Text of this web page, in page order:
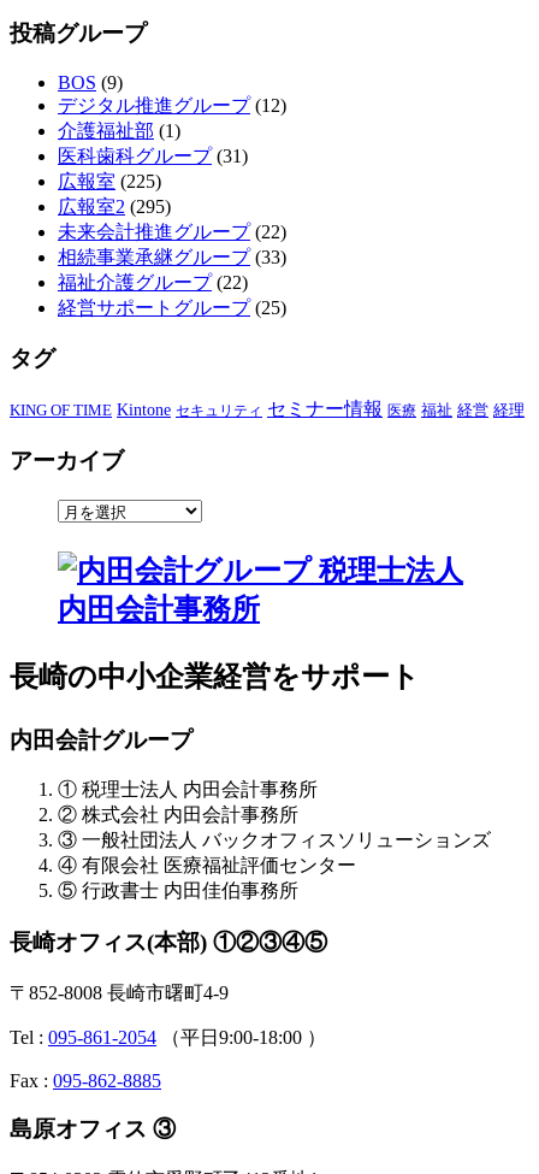
投稿グループ
BOS (9)
デジタル推進グループ(12)
介護福祉部 (1)
医科歯科グループ(31)
広報室 (225)
広報室2 (295)
未来会計推進グループ(22)
相続事業承継グループ(33)
福祉介護グループ(22)
経営サポートグループ(25)
タグ
KING OF TIME Kintone セキュリティ セミナー情報 医療 福祉 経営 経理
アーカイブ
長崎の中小企業経営をサポート
内田会計グループ
① 税理士法人 内田会計事務所
② 株式会社 内田会計事務所
③ 一般社団法人 バックオフィスソリューションズ
④ 有限会社 医療福祉評価センター
⑤ 行政書士 内田佳伯事務所
長崎オフィス(本部) ①②③④⑤
〒852-8008 長崎市曙町4-9
Tel : 095-861-2054 （平日9:00-18:00 ）
Fax : 095-862-8885
島原オフィス ③